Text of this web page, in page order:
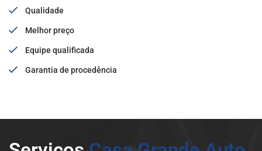
Qualidade
Melhor preço
Equipe qualificada
Garantia de procedência